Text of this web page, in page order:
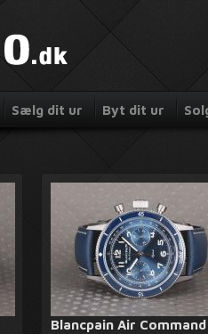
Sælg dit ur Byt dit ur
Blancpain Air Command